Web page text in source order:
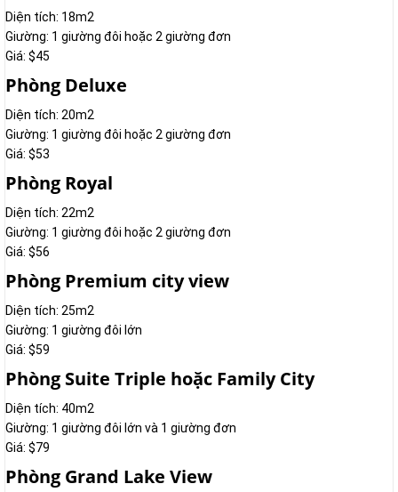
Diện tích: 18m2
Giường: 1 giường đôi hoặc 2 giường đơn
Giá: $45
Phòng Deluxe
Diện tích: 20m2
Giường: 1 giường đôi hoặc 2 giường đơn
Giá: $53
Phòng Royal
Diện tích: 22m2
Giường: 1 giường đôi hoặc 2 giường đơn
Giá: $56
Phòng Premium city view
Diện tích: 25m2
Giường: 1 giường đôi lớn
Giá: $59
Phòng Suite Triple hoặc Family City
Diện tích: 40m2
Giường: 1 giường đôi lớn và 1 giường đơn
Giá: $79
Phòng Grand Lake View